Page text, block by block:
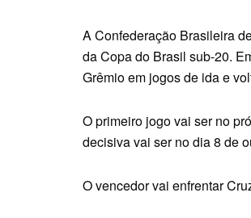
A Confederação Brasileira
da Copa do Brasil sub-20.
Grêmio em jogos de ida e
O primeiro jogo vai ser no
decisiva vai ser no dia 8 de
O vencedor vai enfrentar